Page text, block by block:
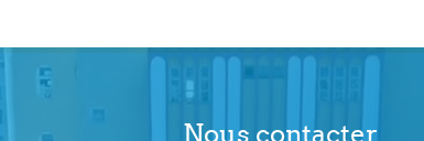
Nous contacter